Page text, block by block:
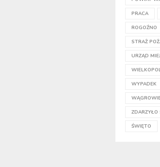
PRACA
ROGOŹNO
STRAŻ
URZĄD
WYPADEK
ZDARZYŁO
ŚWIĘTO